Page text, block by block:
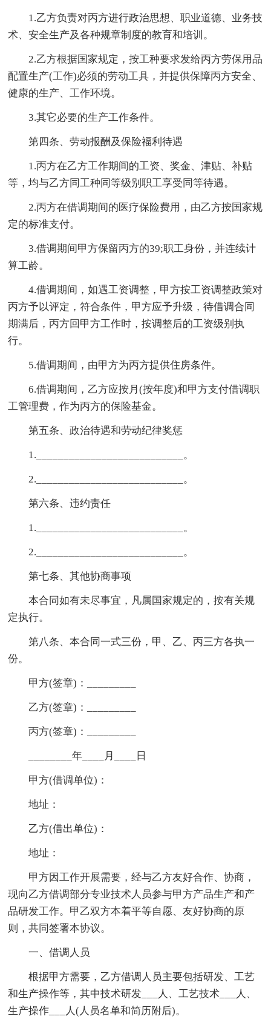
1.乙方负责对丙方进行政治思想、职业道德、业务技
术、安全生产及各种规章制度的教育和培训。
2.乙方根据国家规定，按工种要求发给丙方劳保用品
配置生产(工作)必须的劳动工具，并提供保障丙方安全、
健康的生产、工作环境。
3.其它必要的生产工作条件。
第四条、劳动报酬及保险福利待遇
1.丙方在乙方工作期间的工资、奖金、津贴、补贴
等，均与乙方同工种同等级别职工享受同等待遇。
2.丙方在借调期间的医疗保险费用，由乙方按国家规
定的标准支付。
3.借调期间甲方保留丙方的39;职工身份，并连续计
算工龄。
4.借调期间，如遇工资调整，甲方按工资调整政策对
丙方予以评定，符合条件，甲方应予升级，待借调合同
期满后，丙方回甲方工作时，按调整后的工资级别执
行。
5.借调期间，由甲方为丙方提供住房条件。
6.借调期间，乙方应按月(按年度)和甲方支付借调职
工管理费，作为丙方的保险基金。
第五条、政治待遇和劳动纪律奖惩
1.___________________________。
2.___________________________。
第六条、违约责任
1.___________________________。
2.___________________________。
第七条、其他协商事项
本合同如有未尽事宜，凡属国家规定的，按有关规
定执行。
第八条、本合同一式三份，甲、乙、丙三方各执一
份。
甲方(签章)：_________
乙方(签章)：_________
丙方(签章)：_________
________年____月____日
甲方(借调单位)：
地址：
乙方(借出单位)：
地址：
甲方因工作开展需要，经与乙方友好合作、协商，
现向乙方借调部分专业技术人员参与甲方产品生产和产
品研发工作。甲乙双方本着平等自愿、友好协商的原
则，共同签署本协议。
一、借调人员
根据甲方需要，乙方借调人员主要包括研发、工艺
和生产操作等，其中技术研发___人、工艺技术___人、
生产操作___人(人员名单和简历附后)。